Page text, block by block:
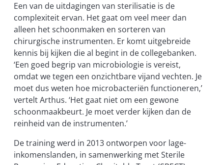
Een van de uitdagingen van sterilisatie is de
complexiteit ervan. Het gaat om veel meer dan
alleen het schoonmaken en sorteren van
chirurgische instrumenten. Er komt uitgebreide
kennis bij kijken die al begint in de collegebanken.
‘Een goed begrip van microbiologie is vereist,
omdat we tegen een onzichtbare vijand vechten. Je
moet dus weten hoe microbacteriën functioneren,’
vertelt Arthus. ‘Het gaat niet om een gewone
schoonmaakbeurt. Je moet verder kijken dan de
reinheid van de instrumenten.’
De training werd in 2013 ontworpen voor lage-
inkomenslanden, in samenwerking met Sterile